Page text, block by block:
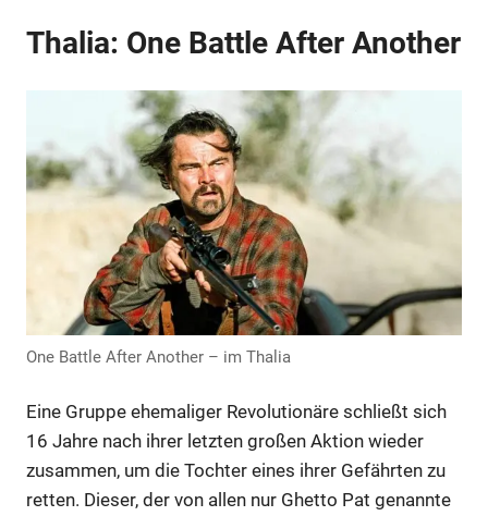
Thalia: One Battle After Another
One Battle After Another – im Thalia
Eine Gruppe ehemaliger Revolutionäre schließt sich
16 Jahre nach ihrer letzten großen Aktion wieder
zusammen, um die Tochter eines ihrer Gefährten zu
retten. Dieser, der von allen nur Ghetto Pat genannte